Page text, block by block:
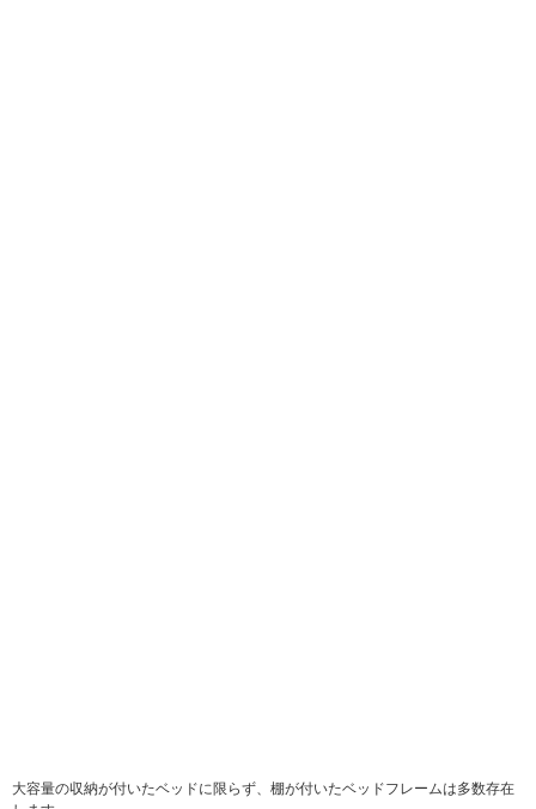
大容量の収納が付いたベッドに限らず、棚が付いたベッドフレームは多数存在